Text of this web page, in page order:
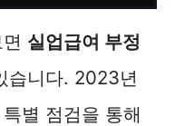
실업급여 부정
습니다. 2023년
별 점검을 통해